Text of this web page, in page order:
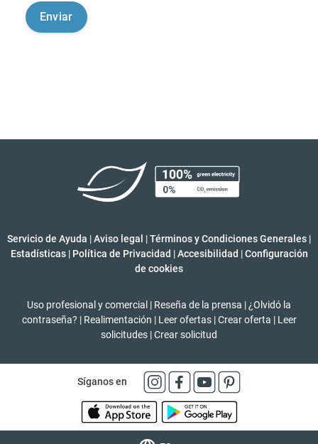
Servicio de Ayuda |Aviso legal |Términos y Condiciones Generales |
Estadísticas | Política de Privacidad | Accesibilidad | Configuración
de cookies
Uso profesional y comercial | Reseña de la prensa | ¿Olvidó la
contraseña? | Realimentación | Leer ofertas | Crear oferta | Leer
solicitudes |Crear solicitud
Síganos en